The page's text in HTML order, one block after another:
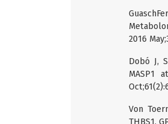
2016
Dobó J,
MASP1
Von
THBS1,